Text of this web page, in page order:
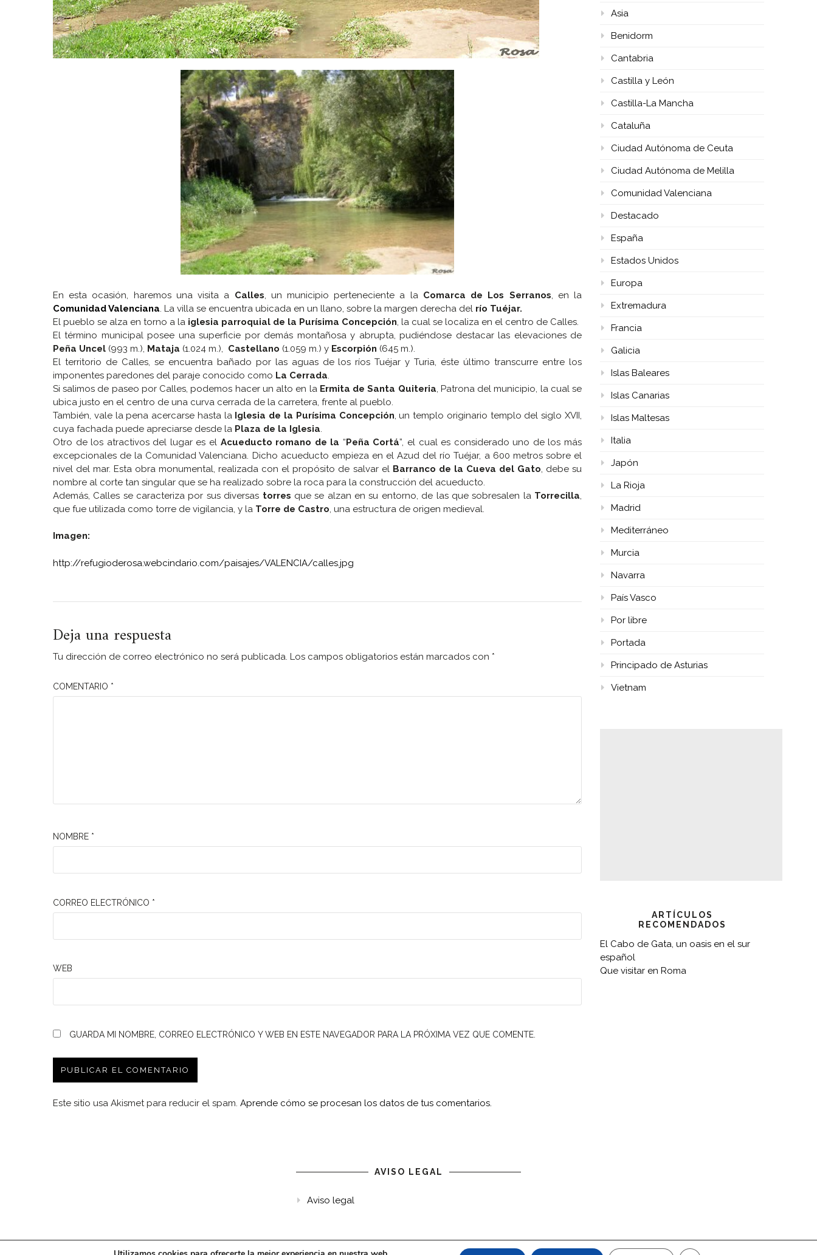
En esta ocasión, haremos una visita a Calles, un municipio perteneciente a la Comarca de Los Serranos, en la
Comunidad Valenciana. La villa se encuentra ubicada en un llano, sobre la margen derecha del río Tuéjar.
El pueblo se alza en torno a la iglesia parroquial de la Purísima Concepción, la cual se localiza en el centro de Calles.
El término municipal posee una superficie por demás montañosa y abrupta, pudiéndose destacar las elevaciones de
Peña Uncel (993 m.), Mataja (1.024 m.), Castellano (1.059 m.) y Escorpión (645 m.).
El territorio de Calles, se encuentra bañado por las aguas de los ríos Tuéjar y Turia, éste último transcurre entre los
imponentes paredones del paraje conocido como La Cerrada.
Si salimos de paseo por Calles, podemos hacer un alto en la Ermita de Santa Quiteria, Patrona del municipio, la cual se
ubica justo en el centro de una curva cerrada de la carretera, frente al pueblo.
También, vale la pena acercarse hasta la Iglesia de la Purísima Concepción, un templo originario templo del siglo XVII,
cuya fachada puede apreciarse desde la Plaza de la Iglesia.
Otro de los atractivos del lugar es el Acueducto romano de la “Peña Cortá”, el cual es considerado uno de los más
excepcionales de la Comunidad Valenciana. Dicho acueducto empieza en el Azud del río Tuéjar, a 600 metros sobre el
nivel del mar. Esta obra monumental, realizada con el propósito de salvar el Barranco de la Cueva del Gato, debe su
nombre al corte tan singular que se ha realizado sobre la roca para la construcción del acueducto.
Además, Calles se caracteriza por sus diversas torres que se alzan en su entorno, de las que sobresalen la Torrecilla,
que fue utilizada como torre de vigilancia, y la Torre de Castro, una estructura de origen medieval.
Imagen:
http://refugioderosa.webcindario.com/paisajes/VALENCIA/calles.jpg
Deja una respuesta
Tu dirección de correo electrónico no será publicada. Los campos obligatorios están marcados con *
COMENTARIO *
NOMBRE *
CORREO ELECTRÓNICO *
WEB
GUARDA MI NOMBRE, CORREO ELECTRÓNICO Y WEB EN ESTE NAVEGADOR PARA LA PRÓXIMA VEZ QUE COMENTE.
Este sitio usa Akismet para reducir el spam. Aprende cómo se procesan los datos de tus comentarios.
Asia
Benidorm
Cantabria
Castilla y León
Castilla-La Mancha
Cataluña
Ciudad Autónoma de Ceuta
Ciudad Autónoma de Melilla
Comunidad Valenciana
Destacado
España
Estados Unidos
Europa
Extremadura
Francia
Galicia
Islas Baleares
Islas Canarias
Islas Maltesas
Italia
Japón
La Rioja
Madrid
Mediterráneo
Murcia
Navarra
País Vasco
Por libre
Portada
Principado de Asturias
Vietnam
ARTÍCULOS
RECOMENDADOS
El Cabo de Gata, un oasis en el sur
español
Que visitar en Roma
AVISO LEGAL
Aviso legal